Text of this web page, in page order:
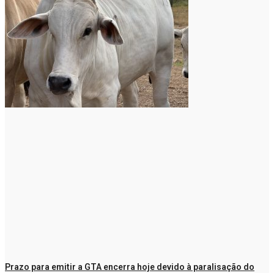
Prazo para emitir a GTA encerra hoje devido à paralisação do